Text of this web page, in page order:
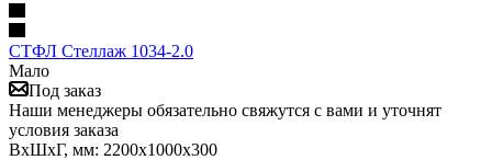
СТФЛ Стеллаж 1034-2.0
Мало
Под заказ
Наши менеджеры обязательно свяжутся с вами и уточнят
условия заказа
ВхШхГ, мм: 2200x1000x300